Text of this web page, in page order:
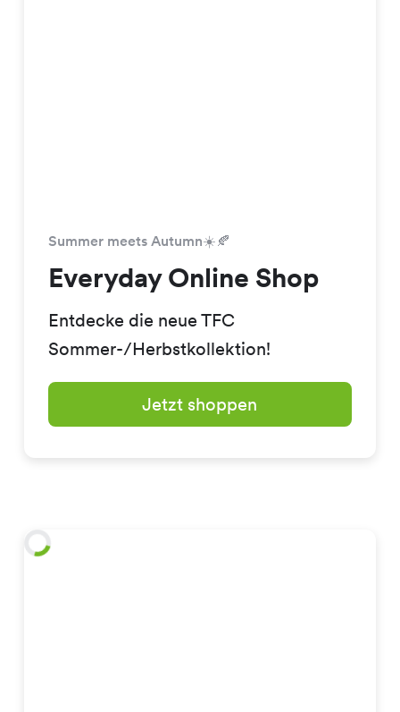
Summer meets Autumn☀️🍂
Everyday Online Shop
Entdecke die neue TFC
Sommer-/Herbstkollektion!
Jetzt shoppen